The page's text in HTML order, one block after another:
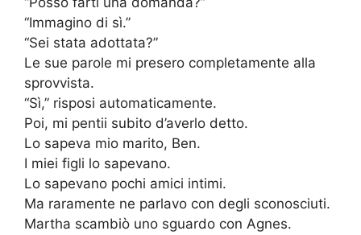
“Immagino di sì.”
“Sei stata adottata?”
Le sue parole mi presero completamente alla
sprovvista.
“Sì,” risposi automaticamente.
Poi, mi pentii subito d’averlo detto.
Lo sapeva mio marito, Ben.
I miei figli lo sapevano.
Lo sapevano pochi amici intimi.
Ma raramente ne parlavo con degli sconosciuti.
Martha scambiò uno sguardo con Agnes.